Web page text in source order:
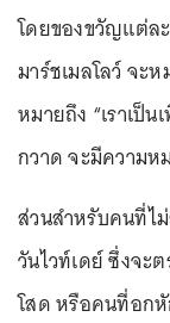
โดยของขวัญแต่ล
มาร์ชเมลโลว์ จะ
หมายถึง “เราเป็
กวาด จะมีความ
ส่วนสำหรับคนที่ไ
วันไวท์เดย์ ซึ่งจะ
โสด หรือคนที่อก